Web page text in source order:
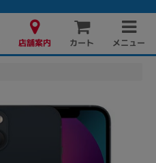
店舗案内 カート メニュー